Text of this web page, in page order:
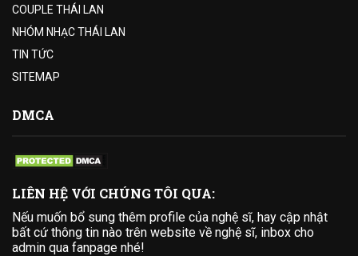
COUPLE THÁI LAN
NHÓM NHẠC THÁI LAN
TIN TỨC
SITEMAP
DMCA
LIÊN HỆ VỚI CHÚNG TÔI QUA:
Nếu muốn bổ sung thêm profile của nghệ sĩ, hay cập nhật
bất cứ thông tin nào trên website về nghệ sĩ, inbox cho
admin qua fanpage nhé!